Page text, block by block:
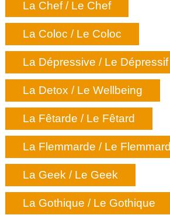
La Chef / Le Chef
La Coloc / Le Coloc
La Dépressive / Le Dépressif
La Detox / Le Wellbeing
La Fêtarde / Le Fêtard
La Flemmarde / Le Flemmard
La Geek / Le Geek
La Gothique / Le Gothique